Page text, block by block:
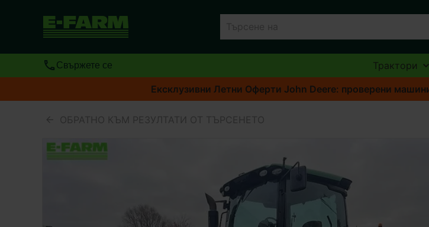
Свържете се Трактори
Ексклузивни Летни Оферти John Deere: проверени
ОБРАТНО КЪМ РЕЗУЛТАТИ ОТ ТЪРСЕНЕТО